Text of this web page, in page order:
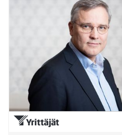
Suomen Yrittäjien